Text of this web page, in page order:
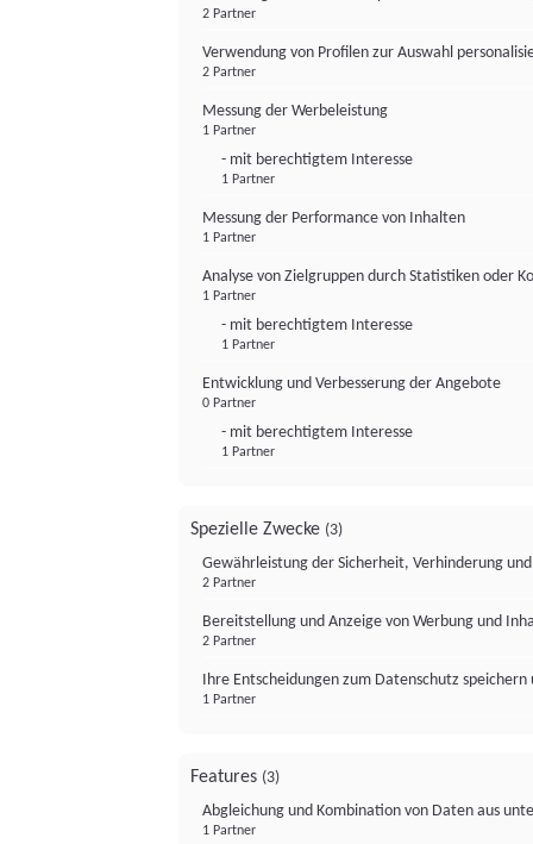
2 Partner
Verwendung von Profilen zur Auswahl
2 Partner
Messung der Werbeleistung
1 Partner
- mit berechtigtem Interesse
1 Partner
Messung der Performance von Inhalten
1 Partner
Analyse von Zielgruppen durch Statistiken oder
1 Partner
- mit berechtigtem Interesse
1 Partner
Entwicklung und Verbesserung der Angebote
0 Partner
- mit berechtigtem Interesse
1 Partner
Spezielle Zwecke (3)
Gewährleistung der Sicherheit, Verhinderung
2 Partner
Bereitstellung und Anzeige von Werbung und
2 Partner
Ihre Entscheidungen zum Datenschutz
1 Partner
Features (3)
Abgleichung und Kombination von Daten aus
1 Partner